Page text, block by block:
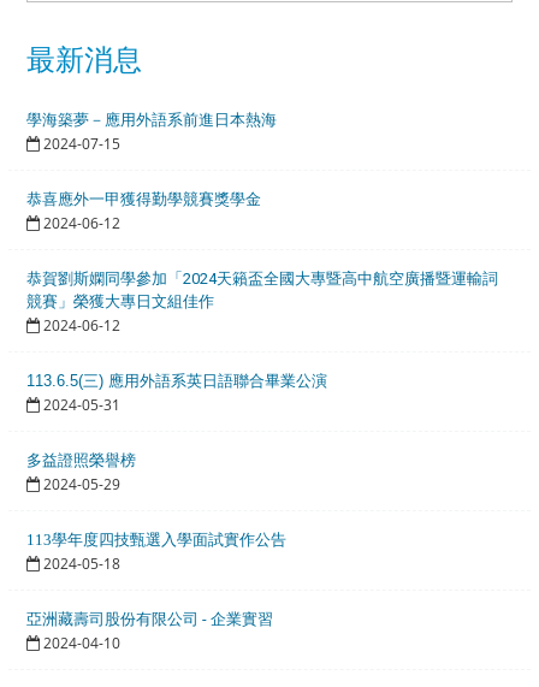
最新消息
學海築夢－應用外語系前進日本熱海
2024-07-15
恭喜應外一甲獲得勤學競賽獎學金
2024-06-12
恭賀劉斯嫻同學參加「2024天籟盃全國大專暨高中航空廣播暨運輸詞
競賽」榮獲大專日文組佳作
2024-06-12
113.6.5(三) 應用外語系英日語聯合畢業公演
2024-05-31
多益證照榮譽榜
2024-05-29
113學年度四技甄選入學面試實作公告
2024-05-18
亞洲藏壽司股份有限公司 - 企業實習
2024-04-10